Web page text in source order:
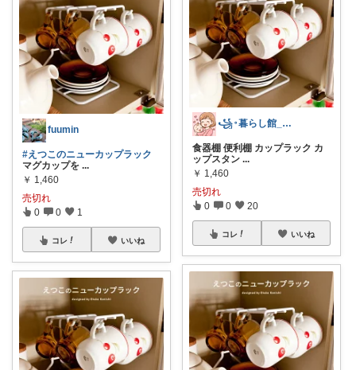
fuumin
#えつこのニューカップラック
マグカップを ...
￥ 1,460
売切れ
0 0 1
コレ いいね
꧁𐬹暮らし館_𝑹𝑶𝑶𝑴𐬹꧂
食器棚 便利棚 カップラック カ
ップスタン ...
￥ 1,460
売切れ
0 0 20
コレ いいね